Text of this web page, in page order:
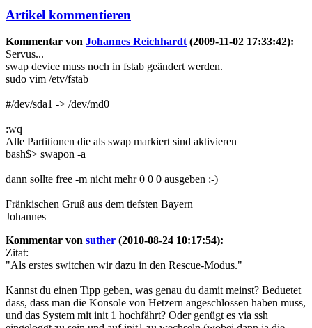
Artikel kommentieren
Kommentar von Johannes Reichhardt(2009-11-02 17:33:42):
Servus...
swap device muss noch in fstab geändert werden.
sudo vim /etv/fstab
#/dev/sda1 -> /dev/md0
:wq
Alle Partitionen die als swap markiert sind aktivieren
bash$> swapon -a
dann sollte free -m nicht mehr 0 0 0 ausgeben :-)
Fränkischen Gruß aus dem tiefsten Bayern
Johannes
Kommentar von suther (2010-08-24 10:17:54):
Zitat:
"Als erstes switchen wir dazu in den Rescue-Modus."
Kannst du einen Tipp geben, was genau du damit meinst? Beduetet
dass, dass man die Konsole von Hetzern angeschlossen haben muss,
und das System mit init 1 hochfährt? Oder genügt es via ssh